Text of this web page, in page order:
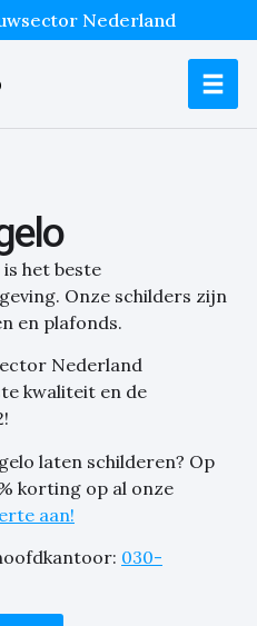
Nederland
het beste
Onze schilders zijn
en plafonds.
Nederland
kwaliteit en de
laten schilderen? Op
korting op al onze
aan!
030-